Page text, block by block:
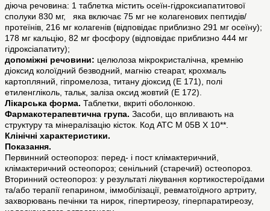
діюча речовина: 1 таблетка містить осеїн-гідроксиапатитової
сполуки 830 мг, яка включає 75 мг не колагенових пептидів/
протеїнів, 216 мг колагенів (відповідає приблизно 291 мг осеїну);
178 мг кальцію, 82 мг фосфору (відповідає приблизно 444 мг
гідроксіапатиту);
допоміжні речовини: целюлоза мікрокристалічна, кремнію
діоксид колоїдний безводний, магнію стеарат, крохмаль
картопляний, гіпромелоза, титану діоксид (Е 171), полі
етиленгліколь, тальк, заліза оксид жовтий (Е 172).
Лікарська форма. Таблетки, вкриті оболонкою.
Фармакотерапевтична група. Засоби, що впливають на
структуру та мінералізацію кісток. Код АТС М 05В Х 10**.
Клінічні характеристики.
Показання.
Первинний остеопороз: перед- і пост клімактеричний,
клімактеричний остеопороз; cенільний (старечий) остеопороз.
Вторинний остеопороз: у результаті лікування кортикостероїдами
та/або терапії гепарином, іммобілізації, ревматоїдного артриту,
захворювань печінки та нирок, гіпертиреозу, гіперпаратиреозу,